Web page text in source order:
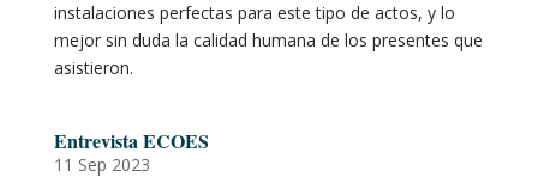
instalaciones perfectas para este tipo de actos, y lo
mejor sin duda la calidad humana de los presentes que
asistieron.
Entrevista ECOES
11 Sep 2023